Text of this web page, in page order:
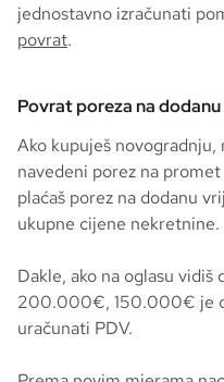
jednostavno izračunati
povrat.
Povrat poreza na
Ako kupuješ
navedeni porez na
plaćaš porez na dodanu
ukupne cijene nekretnine.
Dakle, ako na oglasu vidiš
200.000€, 150.000€ je
uračunati PDV.